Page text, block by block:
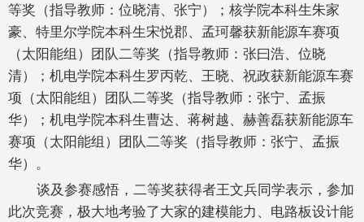
等奖（指导教师：位晓清、张宁）；核学院本科生朱家
豪、特里尔学院本科生宋悦郡、孟珂馨获新能源车赛项
（太阳能组）团队二等奖（指导教师：张曰浩、位晓
清）；机电学院本科生罗丙乾、王晓、祝政获新能源车赛
项（太阳能组）团队二等奖（指导教师：张宁、孟振
华）；机电学院本科生曹达、蒋树越、赫善磊获新能源车
赛项（太阳能组）团队二等奖（指导教师：张宁、孟振
华）。
谈及参赛感悟，二等奖获得者王文兵同学表示，参加
此次竞赛，极大地考验了大家的建模能力、电路板设计能